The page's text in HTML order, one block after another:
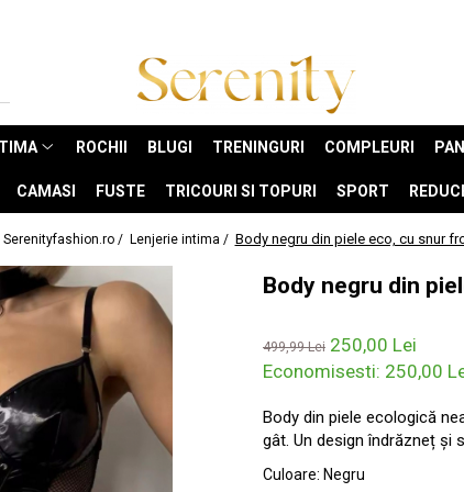
ROCHII BLUGI TRENINGURI COMPLEURI
CAMASI FUSTE TRICOURI SI TOPURI SPORT
Serenityfashion.ro / Lenjerie intima / Body negru din piele eco, cu snur
Body negru din
499,99 Lei 250,00 Lei
Economisesti: 250,00
Body din piele ecologică
gât. Un design îndrăzneț și
Culoare: Negru